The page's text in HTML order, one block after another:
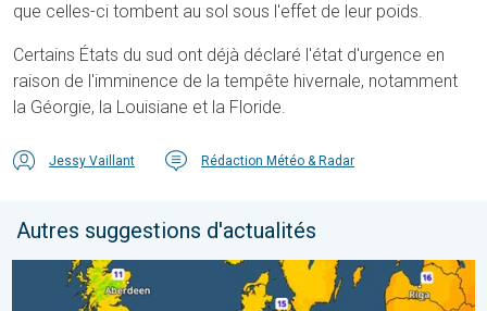
que celles-ci tombent au sol sous l'effet de leur poids.
Certains États du sud ont déjà déclaré l'état d'urgence en
raison de l'imminence de la tempête hivernale, notamment
la Géorgie, la Louisiane et la Floride.
Jessy Vaillant Rédaction Météo & Radar
Autres suggestions d'actualités
Des nuits plus fraîches en perspective. Europe occidentale. . .